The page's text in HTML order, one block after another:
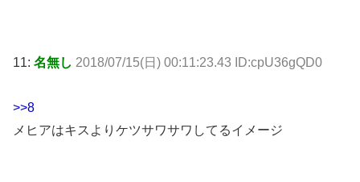
11: 名無し 2018/07/15(日) 00:11:23.43 ID:cpU36gQD0
>>8
メヒアはキスよりケツサワサワしてるイメージ